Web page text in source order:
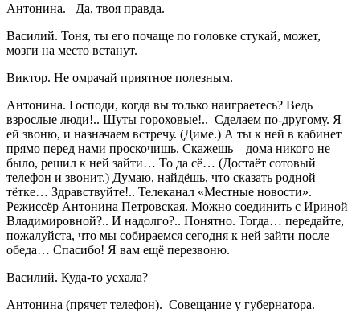
Антонина. Да, твоя правда.
Василий. Тоня, ты его почаще по головке стукай, может,
мозги на место встанут.
Виктор. Не омрачай приятное полезным.
Антонина. Господи, когда вы только наиграетесь? Ведь
взрослые люди!.. Шуты гороховые!.. Сделаем по-другому. Я
ей звоню, и назначаем встречу. (Диме.) А ты к ней в кабинет
прямо перед нами проскочишь. Скажешь – дома никого не
было, решил к ней зайти… То да сё… (Достаёт сотовый
телефон и звонит.) Думаю, найдёшь, что сказать родной
тётке… Здравствуйте!.. Телеканал «Местные новости».
Режиссёр Антонина Петровская. Можно соединить с Ириной
Владимировной?.. И надолго?.. Понятно. Тогда… передайте,
пожалуйста, что мы собираемся сегодня к ней зайти после
обеда… Спасибо! Я вам ещё перезвоню.
Василий. Куда-то уехала?
Антонина (прячет телефон). Совещание у губернатора.